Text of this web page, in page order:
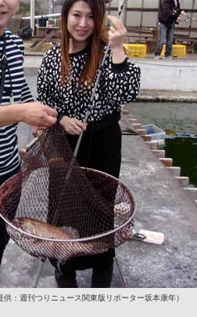
供：週刊つりニュース関東版リポーター坂本康年）